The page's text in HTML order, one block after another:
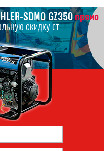
SDMO GZ350прямо
скидку от